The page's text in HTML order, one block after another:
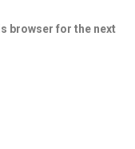
browser for the next